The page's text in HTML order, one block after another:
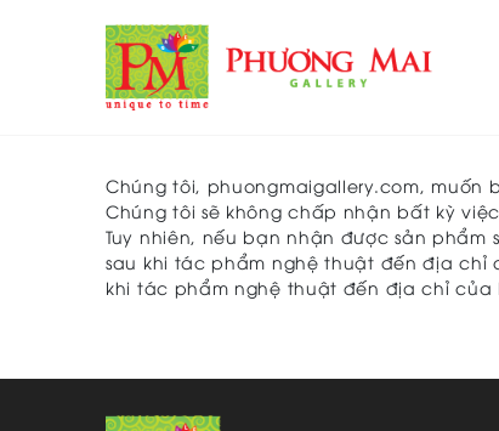
Chúng tôi, phuongmaigallery.com, muốn
Chúng tôi sẽ không chấp nhận bất kỳ
Tuy nhiên, nếu bạn nhận được sản
sau khi tác phẩm nghệ thuật đến địa chỉ
khi tác phẩm nghệ thuật đến địa chỉ của